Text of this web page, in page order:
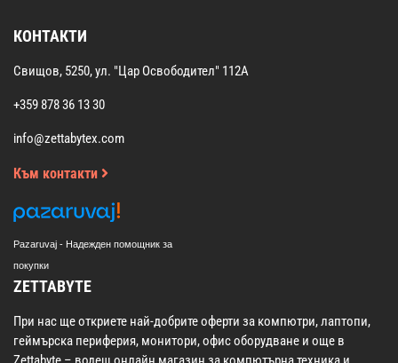
КОНТАКТИ
Свищов, 5250, ул. "Цар Освободител" 112А
+359 878 36 13 30
info@zettabytex.com
Към контакти
Pazaruvaj - Надежден помощник за
покупки
ZETTABYTE
При нас ще откриете най-добрите оферти за компютри, лаптопи,
геймърска периферия, монитори, офис оборудване и още в